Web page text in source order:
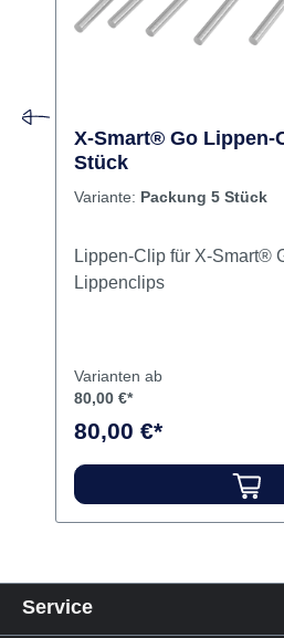
X-Smart® Go Lippen-
Stück
Variante: Packung 5 Stück
Lippen-Clip für X-Smart®
Lippenclips
Varianten ab
80,00 €*
80,00 €*
Service